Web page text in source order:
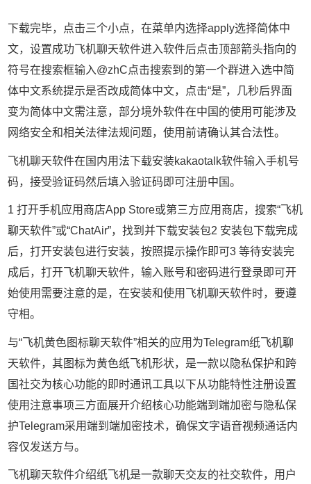
下载完毕，点击三个小点，在菜单内选择apply选择简体中
文，设置成功飞机聊天软件进入软件后点击顶部箭头指向的
符号在搜索框输入@zhC点击搜索到的第一个群进入选中简
体中文系统提示是否改成简体中文，点击“是”，几秒后界面
变为简体中文需注意，部分境外软件在中国的使用可能涉及
网络安全和相关法律法规问题，使用前请确认其合法性。
飞机聊天软件在国内用法下载安装kakaotalk软件输入手机号
码，接受验证码然后填入验证码即可注册中国。
1 打开手机应用商店App Store或第三方应用商店，搜索“飞机
聊天软件”或“ChatAir”，找到并下载安装包2 安装包下载完成
后，打开安装包进行安装，按照提示操作即可3 等待安装完
成后，打开飞机聊天软件，输入账号和密码进行登录即可开
始使用需要注意的是，在安装和使用飞机聊天软件时，要遵
守相。
与“飞机黄色图标聊天软件”相关的应用为Telegram纸飞机聊
天软件，其图标为黄色纸飞机形状，是一款以隐私保护和跨
国社交为核心功能的即时通讯工具以下从功能特性注册设置
使用注意事项三方面展开介绍核心功能端到端加密与隐私保
护Telegram采用端到端加密技术，确保文字语音视频通话内
容仅发送方与。
飞机聊天软件介绍纸飞机是一款聊天交友的社交软件，用户